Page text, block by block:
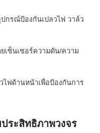
กรณ์ป้องกันเปลวไฟ วาล์ว
เซ็นเซอร์ความดัน/ความ
ไฟด้านหน้าเพื่อป้องกันการ
ระสิทธิภาพวงจร